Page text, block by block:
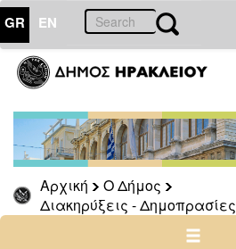
GR EN
Αρχική
Ο Δήμος
Διακηρύξεις - Δημοπρασίες
ΔΗΜΟΣ
Διακηρύξεις
-
Δημοπρασίες
Αρχείο
2026